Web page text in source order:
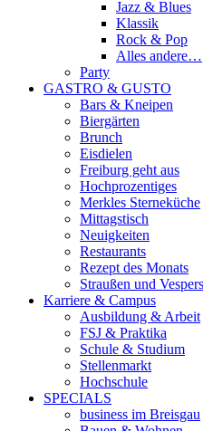
Jazz & Blues
Klassik
Rock & Pop
Alles andere…
Party
GASTRO & GUSTO
Bars & Kneipen
Biergärten
Brunch
Eisdielen
Freiburg geht aus
Hochprozentiges
Merkles Sterneküche
Mittagstisch
Neuigkeiten
Restaurants
Rezept des Monats
Straußen und
Karriere & Campus
Ausbildung & Arbeit
FSJ & Praktika
Schule & Studium
Stellenmarkt
Hochschule
SPECIALS
business im Breisgau